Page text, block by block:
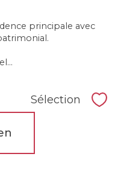
principale avec
Sélection